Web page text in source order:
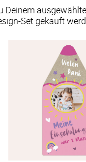
Deinem
Set gekauft